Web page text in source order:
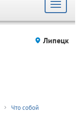
Toggle
Липецк
Что собой